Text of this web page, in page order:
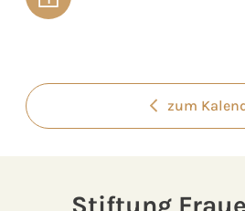
zum
Stiftung